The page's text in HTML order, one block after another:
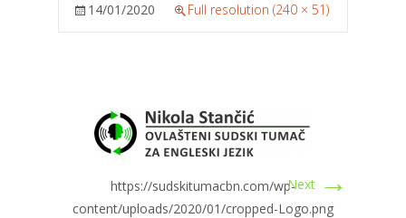
14/01/2020 Full resolution (240 × 51)
Next →
https://sudskitumacbn.com/wp-
content/uploads/2020/01/cropped-Logo.png